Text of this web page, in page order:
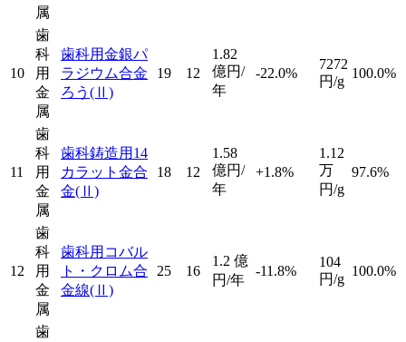
属
10
歯
科
用
金
属
歯科用金銀パ
ラジウム合金
ろう (Ⅱ)
19 12
1.82
億円/
年
-22.0%
7272
円/g
100.0%
11
歯
科
用
金
属
歯科鋳造用14
カラット金合
金(Ⅱ)
18 12
1.58
億円/
年
+1.8%
1.12
万
円/g
97.6%
12
歯
科
用
金
属
歯科用コバル
ト・クロム合
金線(Ⅱ)
25 16
1.2 億
円/年
-11.8%
104
円/g
100.0%
歯